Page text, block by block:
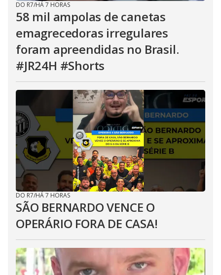
DO R7/HÁ 7 HORAS
58 mil ampolas de canetas
emagrecedoras irregulares
foram apreendidas no Brasil.
#JR24H #Shorts
DO R7/HÁ 7 HORAS
SÃO BERNARDO VENCE O
OPERÁRIO FORA DE CASA!